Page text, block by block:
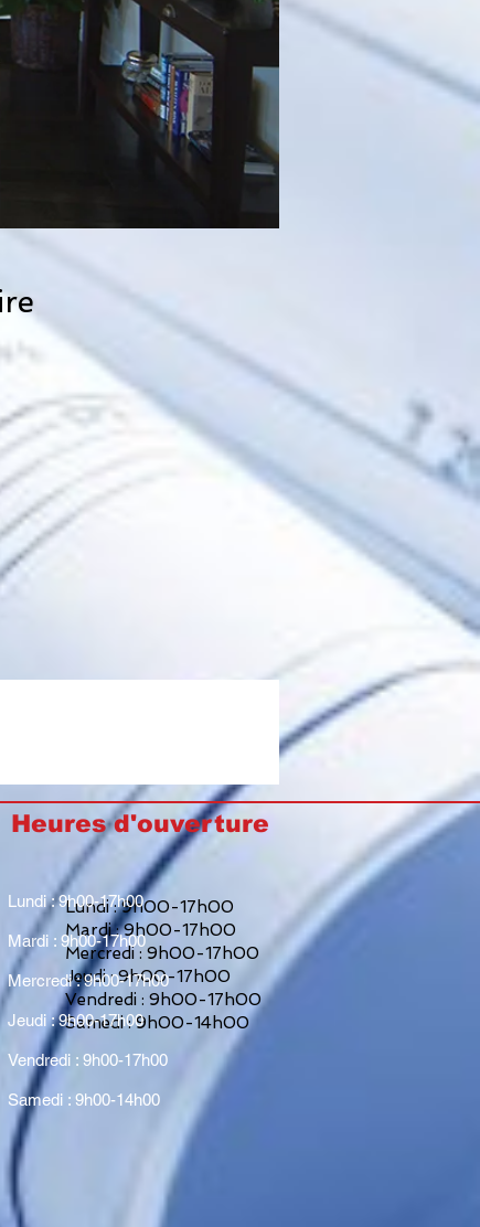
Heures d'ouverture
Lundi : 9h00-17h00
Mardi : 9h00-17h00
Mercredi : 9h00-17h00
Jeudi : 9h00-17h00
Vendredi : 9h00-17h00
Samedi : 9h00-14h00
Lundi : 9h00-17h00
Mardi : 9h00-17h00
Mercredi : 9h00-17h00
Jeudi : 9h00-17h00
Vendredi : 9h00-17h00
Samedi : 9h00-14h00